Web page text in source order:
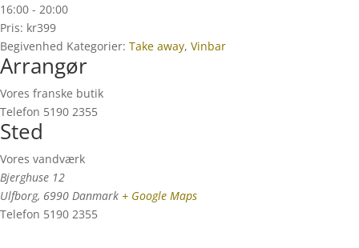
16:00 - 20:00
Pris: kr399
Begivenhed Kategorier: Take away, Vinbar
Arrangør
Vores franske butik
Telefon 5190 2355
Sted
Vores vandværk
Bjerghuse 12
Ulfborg, 6990 Danmark + Google Maps
Telefon 5190 2355